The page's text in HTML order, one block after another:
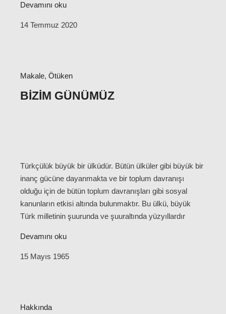
Devamını oku
14 Temmuz 2020
Makale, Ötüken
BIZIM GÜNÜMÜZ
Türkçülük büyük bir ülküdür. Bütün ülküler gibi büyük bir
inanç gücüne dayanmakta ve bir toplum davranışı
olduğu için de bütün toplum davranışları gibi sosyal
kanunların etkisi altında bulunmaktır. Bu ülkü, büyük
Türk milletinin şuurunda ve şuuraltında yüzyıllardır
Devamını oku
15 Mayıs 1965
Hakkında